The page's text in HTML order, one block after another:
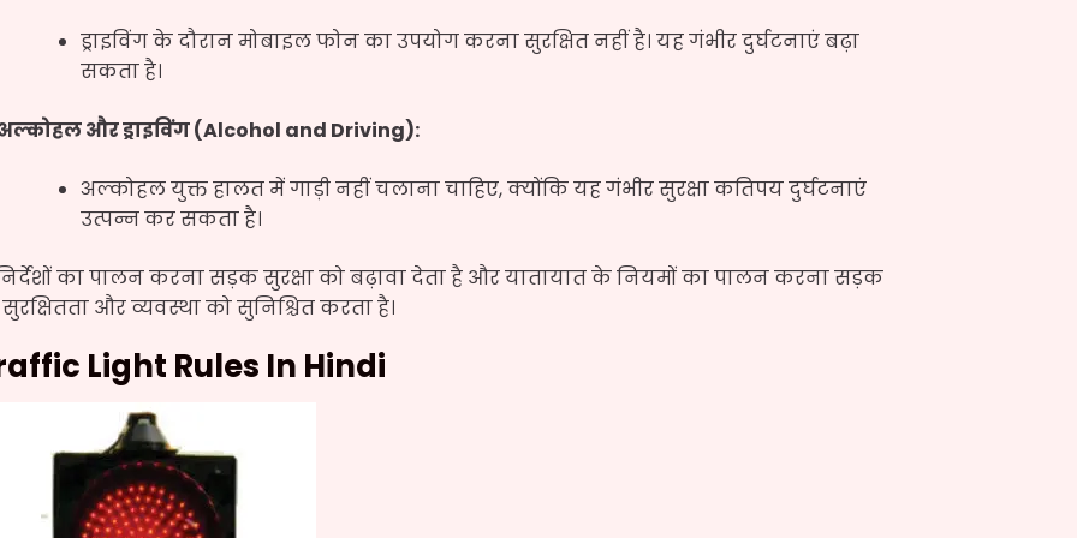
ड्राइविंग के दौरान मोबाइल फोन का उपयोग करना सुरक्षित नहीं है। यह गंभीर दुर्घटनाएं बढ़ा
सकता है।
और ड्राइविंग (Alcohol and Driving):
अल्कोहल युक्त हालत में गाड़ी नहीं चलाना चाहिए, क्योंकि यह गंभीर सुरक्षा कतिपय दुर्घटनाएं
उत्पन्न कर सकता है।
का पालन करना सड़क सुरक्षा को बढ़ावा देता है और यातायात के नियमों का पालन करना सड़क
और व्यवस्था को सुनिश्चित करता है।
Light Rules In Hindi